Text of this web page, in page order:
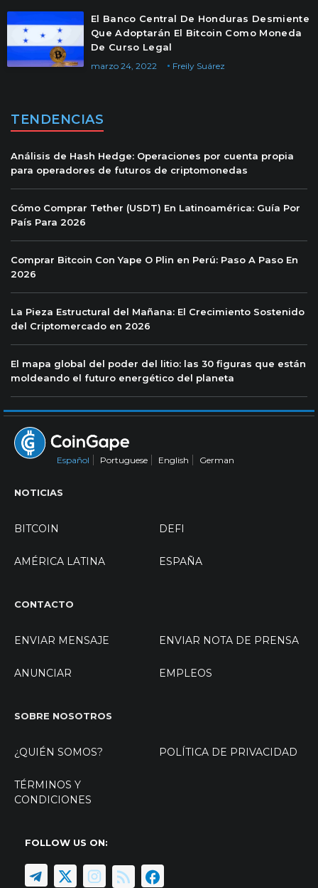
El Banco Central De Honduras Desmiente
Que Adoptarán El Bitcoin Como Moneda
De Curso Legal
Freily Suárez
marzo 24, 2022
TENDENCIAS
Análisis de Hash Hedge: Operaciones por cuenta propia
para operadores de futuros de criptomonedas
Cómo Comprar Tether (USDT) En Latinoamérica: Guía Por
País Para 2026
Comprar Bitcoin Con Yape O Plin en Perú: Paso A Paso En
2026
La Pieza Estructural del Mañana: El Crecimiento Sostenido
del Criptomercado en 2026
El mapa global del poder del litio: las 30 figuras que están
moldeando el futuro energético del planeta
Español Portuguese English German
NOTICIAS
BITCOIN DEFI
AMÉRICA LATINA ESPAÑA
CONTACTO
ENVIAR MENSAJE ENVIAR NOTA DE PRENSA
ANUNCIAR EMPLEOS
SOBRE NOSOTROS
¿QUIÉN SOMOS? POLÍTICA DE PRIVACIDAD
TÉRMINOS Y
CONDICIONES
FOLLOW US ON: